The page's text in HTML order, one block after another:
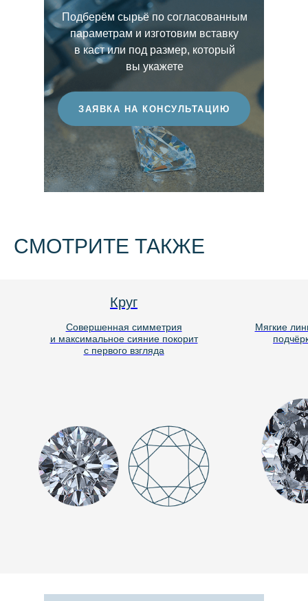
прозрачность, глубину сияния и
выразительность световой игры. Чем выше
этот показатель, тем более ценным
считается бриллиант.
бриллиантам с выраженным оттенком.
ЗАЯВКА НА КОНСУЛЬТАЦИЮ
Подберём сырьё по согласованным
параметрам и изготовим вставку
в каст или под размер, который
вы укажете
СМОТРИТЕ ТАКЖЕ
Круг
Совершенная симметрия
и максимальное сияние покорит
с первого взгляда
Мягкие